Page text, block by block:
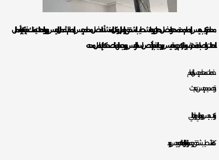
معلم تركيب جبس بالدمام معتمد هو افضل دهان بويه لتشطيب الشقق والمنازل وكل المنشأت، افضل معلم جبس بالدمام لأعمال الجبس بورد والدهانات، يمتلك خبرة كبيرة بأعمال
الدهانات والصباغة، محترف يوفر لكم جودةجبس بوردعالية جدا بأرخص اسعار الجبس بورد بجدة لهذا ننصحكم بالتعامل معه.
خدمات معلم جبس بالدمام
و تصميم جبسن حديث.
و تركيب جبس بورد ماليزي وايطالي.
كما تشطيب شقق وعمائر ومنازل بالدهانات وجبس بورد.